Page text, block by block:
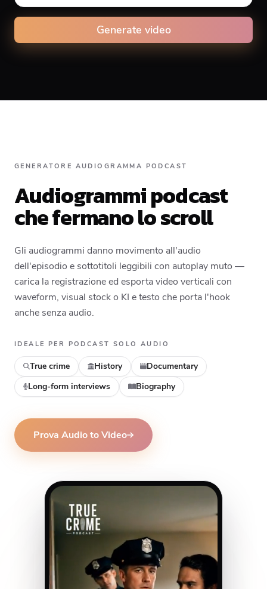
Animation type
Caption animation color
Alignment
Top Middle Bottom
Generate video
GENERATORE AUDIOGRAMMA PODCAST
Audiogrammi podcast
che fermano lo scroll
Gli audiogrammi danno movimento all'audio
dell'episodio e sottotitoli leggibili con autoplay muto —
carica la registrazione ed esporta video verticali con
waveform, visual stock o KI e testo che porta l'hook
anche senza audio.
IDEALE PER PODCAST SOLO AUDIO
True crime History
Documentary
Long-form interviews
Biography
Prova Audio to Video